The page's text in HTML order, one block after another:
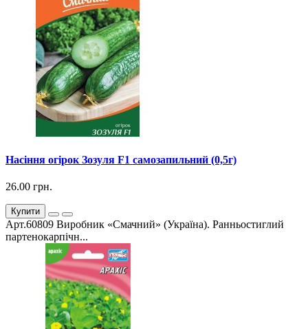
Насіння огірок Зозуля F1 самозапильний (0,5г)
26.00 грн.
Купити
Арт.60809 Виробник «Смачний» (Україна). Ранньостиглий
партенокарпічн...